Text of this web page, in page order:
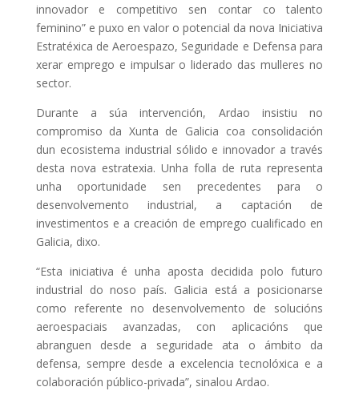
innovador e competitivo sen contar co talento
feminino” e puxo en valor o potencial da nova Iniciativa
Estratéxica de Aeroespazo, Seguridade e Defensa para
xerar emprego e impulsar o liderado das mulleres no
sector.
Durante a súa intervención, Ardao insistiu no
compromiso da Xunta de Galicia coa consolidación
dun ecosistema industrial sólido e innovador a través
desta nova estratexia. Unha folla de ruta representa
unha oportunidade sen precedentes para o
desenvolvemento industrial, a captación de
investimentos e a creación de emprego cualificado en
Galicia, dixo.
“Esta iniciativa é unha aposta decidida polo futuro
industrial do noso país. Galicia está a posicionarse
como referente no desenvolvemento de solucións
aeroespaciais avanzadas, con aplicacións que
abranguen desde a seguridade ata o ámbito da
defensa, sempre desde a excelencia tecnolóxica e a
colaboración público-privada”, sinalou Ardao.